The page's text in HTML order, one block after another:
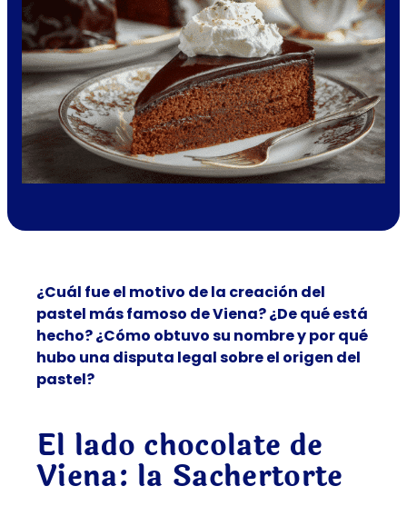
¿Cuál fue el motivo de la creación del
pastel más famoso de Viena? ¿De qué está
hecho? ¿Cómo obtuvo su nombre y por qué
hubo una disputa legal sobre el origen del
pastel?
El lado chocolate de
Viena: la Sachertorte